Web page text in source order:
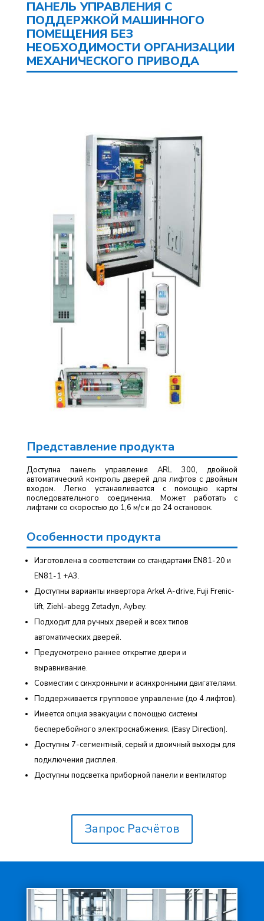
ПАНЕЛЬ УПРАВЛЕНИЯ С
ПОДДЕРЖКОЙ МАШИННОГО
ПОМЕЩЕНИЯ БЕЗ
НЕОБХОДИМОСТИ ОРГАНИЗАЦИИ
МЕХАНИЧЕСКОГО ПРИВОДА
Представление продукта
Доступна панель управления ARL 300, двойной
автоматический контроль дверей для лифтов с двойным
входом. Легко устанавливается с помощью карты
последовательного соединения. Может работать с
лифтами со скоростью до 1,6 м/с и до 24 остановок.
Особенности продукта
Изготовлена в соответствии со стандартами EN81-20 и
EN81-1 +A3.
Доступны варианты инвертора Arkel A-drive, Fuji Frenic-
lift, Ziehl-abegg Zetadyn, Aybey.
Подходит для ручных дверей и всех типов
автоматических дверей.
Предусмотрено раннее открытие двери и
выравнивание.
Совместим с синхронными и асинхронными двигателями.
Поддерживается групповое управление (до 4 лифтов).
Имеется опция эвакуации с помощью системы
бесперебойного электроснабжения. (Easy Direction).
Доступны 7-сегментный, серый и двоичный выходы для
подключения дисплея.
Доступны подсветка приборной панели и вентилятор
Запрос Расчётов